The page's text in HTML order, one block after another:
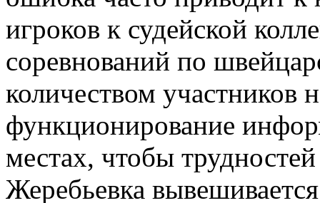
игроков к судейской
соревнований по
количеством участников
функционирование
местах, чтобы
Жеребьевка